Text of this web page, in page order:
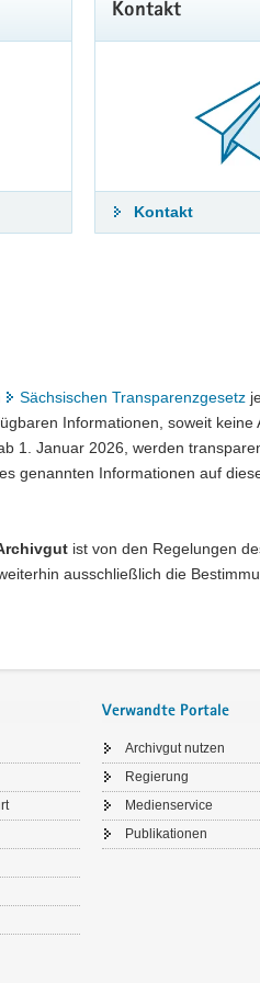
im Karriereportal
eine obere besondere
Freistaates Sachsen. Wir
Kontakt
Kontakt
Sächsischen Transparenzgesetz
Informationen, soweit
1. Januar 2026, werden
genannten Informationen auf
ist von den Regelungen
ausschließlich die
Verwandte Portale
Archivgut nutzen
Regierung
Medienservice
Publikationen